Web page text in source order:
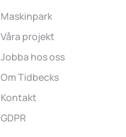
Maskinpark
Våra projekt
Jobba hos oss
Om Tidbecks
Kontakt
GDPR